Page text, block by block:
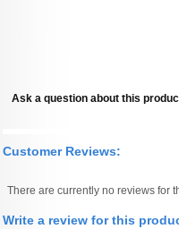
Ask a question about this
Customer Reviews:
There are currently no reviews for
Write a review for this